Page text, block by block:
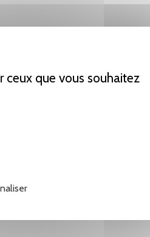
ceux que vous souhaitez